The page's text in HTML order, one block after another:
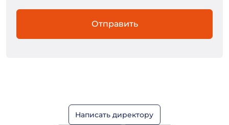
Отправить
Написать директору